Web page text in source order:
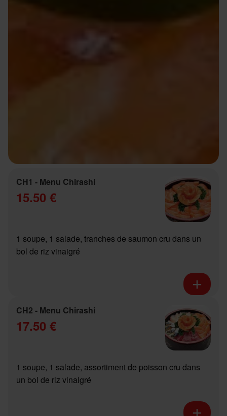
CH1 - Menu Chirashi
15.50 €
1 soupe, 1 salade, tranches de saumon cru dans un
bol de riz vinaigré
CH2 - Menu Chirashi
17.50 €
1 soupe, 1 salade, assortiment de poisson cru dans
un bol de riz vinaigré